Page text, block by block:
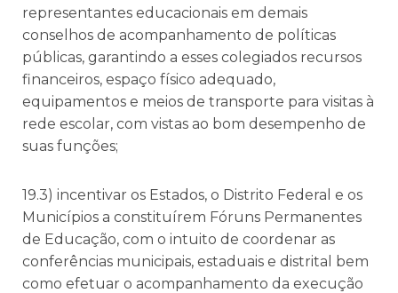
representantes educacionais em demais
conselhos de acompanhamento de políticas
públicas, garantindo a esses colegiados recursos
financeiros, espaço físico adequado,
equipamentos e meios de transporte para visitas à
rede escolar, com vistas ao bom desempenho de
suas funções;
19.3) incentivar os Estados, o Distrito Federal e os
Municípios a constituírem Fóruns Permanentes
de Educação, com o intuito de coordenar as
conferências municipais, estaduais e distrital bem
como efetuar o acompanhamento da execução